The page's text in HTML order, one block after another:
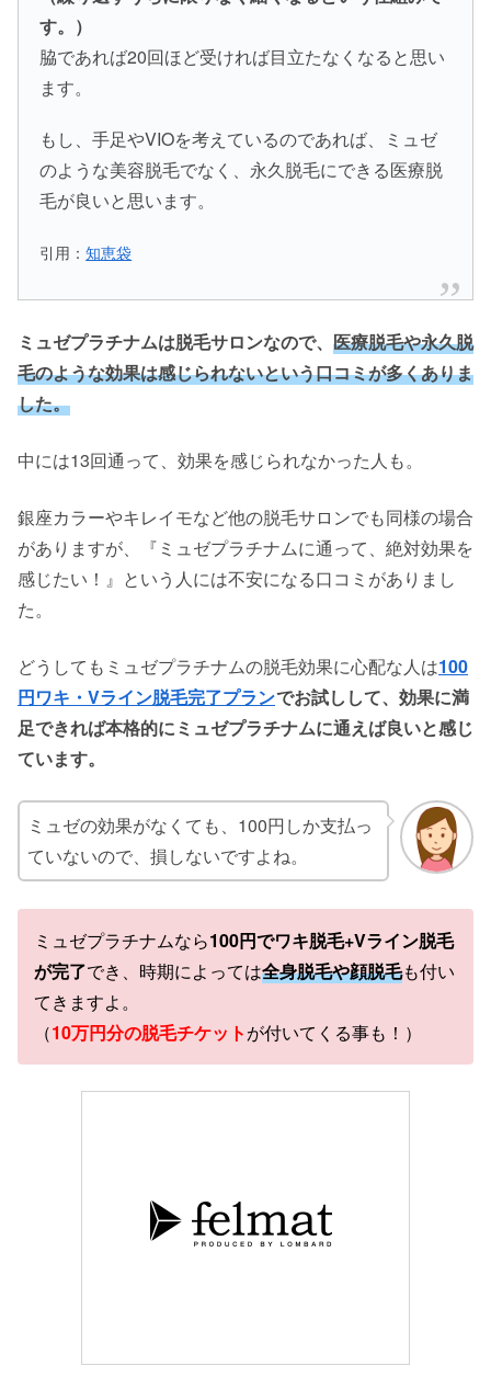
す。）
脇であれば20回ほど受ければ目立たなくなると思い
ます。
もし、手足やVIOを考えているのであれば、ミュゼ
のような美容脱毛でなく、永久脱毛にできる医療脱
毛が良いと思います。
引用：知恵袋
ミュゼプラチナムは脱毛サロンなので、 医療脱毛や永久脱
毛のような効果は感じられないという口コミが多くありま
した。
中には13回通って、効果を感じられなかった人も。
銀座カラーやキレイモなど他の脱毛サロンでも同様の場合
がありますが、『ミュゼプラチナムに通って、絶対効果を
感じたい！』という人には不安になる口コミがありまし
た。
どうしてもミュゼプラチナムの脱毛効果に心配な人は100
円ワキ・Vライン脱毛完了プランでお試しして、効果に満
足できれば本格的にミュゼプラチナムに通えば良いと感じ
ています。
ミュゼの効果がなくても、100円しか支払っ
ていないので、損しないですよね。
ミュゼプラチナムなら100円でワキ脱毛+Vライン脱毛
が完了でき、時期によっては全身脱毛や顔脱毛も付い
てきますよ。
（10万円分の脱毛チケットが付いてくる事も！）